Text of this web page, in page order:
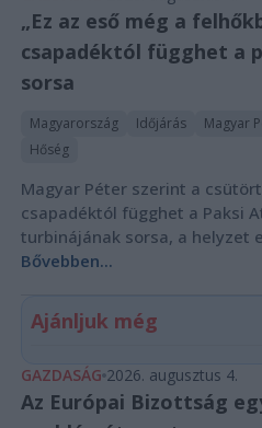
„Ez az eső még a
csapadéktól függhet a
sorsa
Magyarország Időjárás Magyar
Hőség
Magyar Péter szerint a
csapadéktól függhet a Paksi
turbinájának sorsa, a helyzet
Bővebben...
Ajánljuk még
GAZDASÁG 2026. augusztus 4.
Az Európai Bizottság